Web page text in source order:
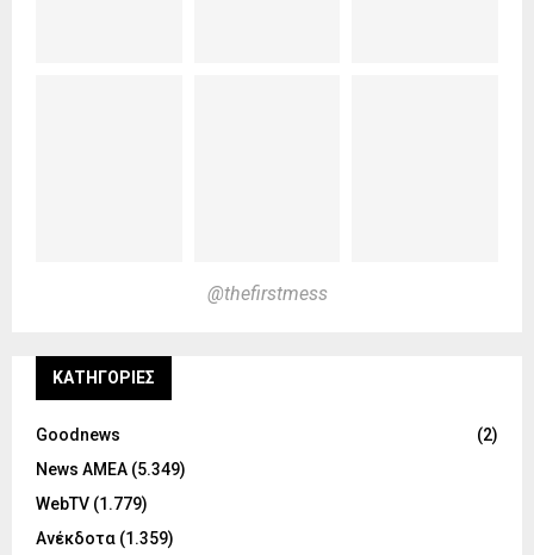
@thefirstmess
KΑΤΗΓΟΡΊΕΣ
Goodnews
(2)
News ΑΜΕΑ (5.349)
WebTV (1.779)
Ανέκδοτα (1.359)